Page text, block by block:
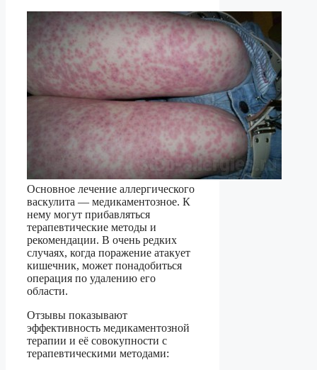
Основное лечение аллергического
васкулита — медикаментозное. К
нему могут прибавляться
терапевтические методы и
рекомендации. В очень редких
случаях, когда поражение атакует
кишечник, может понадобиться
операция по удалению его
области.
Отзывы показывают
эффективность медикаментозной
терапии и её совокупности с
терапевтическими методами: